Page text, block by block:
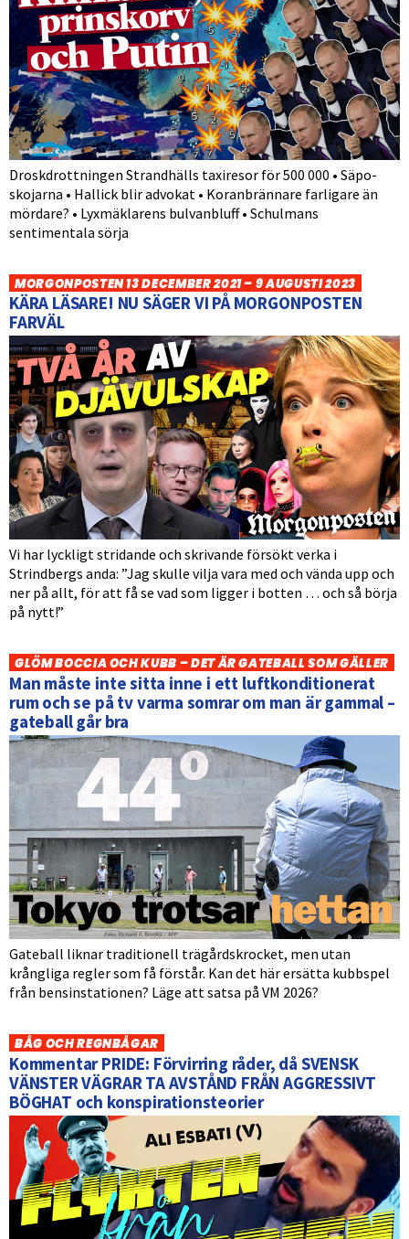
Droskdrottningen Strandhälls taxiresor för 500 000 • Säpo-
skojarna • Hallick blir advokat • Koranbrännare farligare än
mördare? • Lyxmäklarens bulvanbluff • Schulmans
sentimentala sörja
MORGONPOSTEN 13 DECEMBER 2021 – 9 AUGUSTI 2023
KÄRA LÄSARE! NU SÄGER VI PÅ MORGONPOSTEN
FARVÄL
Vi har lyckligt stridande och skrivande försökt verka i
Strindbergs anda: ”Jag skulle vilja vara med och vända upp och
ner på allt, för att få se vad som ligger i botten … och så börja
på nytt!”
GLÖM BOCCIA OCH KUBB – DET ÄR GATEBALL SOM GÄLLER
Man måste inte sitta inne i ett luftkonditionerat
rum och se på tv varma somrar om man är gammal –
gateball går bra
Gateball liknar traditionell trägårdskrocket, men utan
krångliga regler som få förstår. Kan det här ersätta kubbspel
från bensinstationen? Läge att satsa på VM 2026?
BÅG OCH REGNBÅGAR
Kommentar PRIDE: Förvirring råder, då SVENSK
VÄNSTER VÄGRAR TA AVSTÅND FRÅN AGGRESSIVT
BÖGHAT och konspirationsteorier